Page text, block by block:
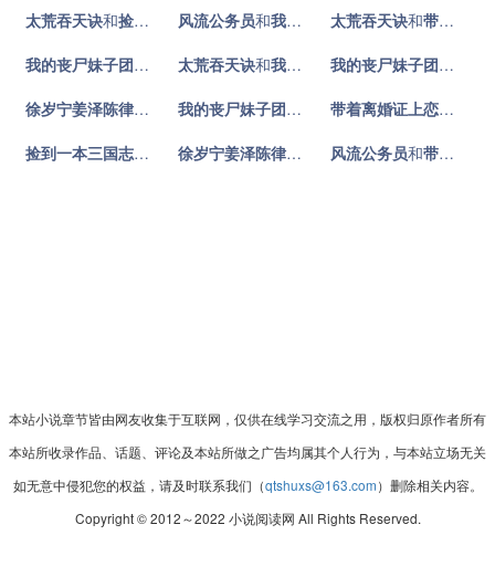
太荒吞天诀和捡到一本三国志 小说对比
风流公务员和我的丧尸妹子团 小说对比
太荒吞天诀和带着离婚证上恋综，豪门前夫失控了
我的丧尸妹子团
和 徐岁宁姜泽陈律小说对比
太荒吞天诀和我的丧尸妹子团 小说对比我的丧尸妹子团
和
徐岁宁姜泽陈律
和 捡到一本三国志小说对比
我的丧尸妹子团
和 带着离婚证上恋综，豪门前
带着离婚证上恋综，豪门前夫失控了
捡到一本三国志
和 带着离婚证上恋综，豪门前夫失控了小说对比
徐岁宁姜泽陈律
和 太荒吞天诀小说对比
风流公务员和带着离婚证上恋综，豪门前夫失控了
本站小说章节皆由网友收集于互联网，仅供在线学习交流之用，版权归原作者所有
本站所收录作品、话题、评论及本站所做之广告均属其个人行为，与本站立场无关
如无意中侵犯您的权益，请及时联系我们（qtshuxs@163.com）删除相关内容。
Copyright © 2012～2022 小说阅读网 All Rights Reserved.